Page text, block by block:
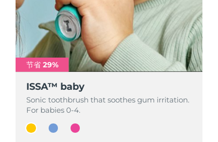
节省 29%
ISSA™ baby
Sonic toothbrush that soothes gum irritation.
For babies 0-4.
节省 29%
ISSA™ baby
Sonic toothbrush that soothes gum irritation.
For babies 0-4.
节省 29%
ISSA™ baby
Sonic toothbrush that soothes gum irritation.
For babies 0-4.